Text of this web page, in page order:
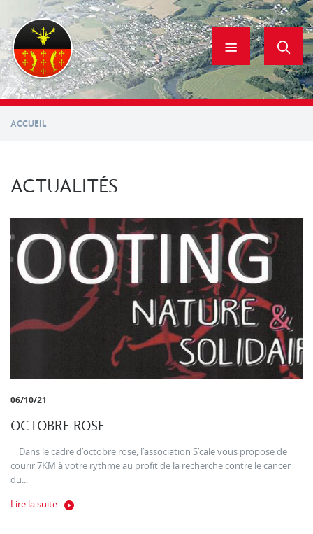
contenu
principal
ACCUEIL
ACTUALITÉS
06/10/21
OCTOBRE ROSE
Dans le cadre d’octobre rose, l’association S’cale vous propose de
courir 7KM à votre rythme au profit de la recherche contre le cancer
du...
Lire la suite